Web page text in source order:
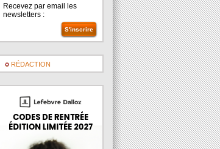
Recevez par email les
newsletters :
RÉDACTION